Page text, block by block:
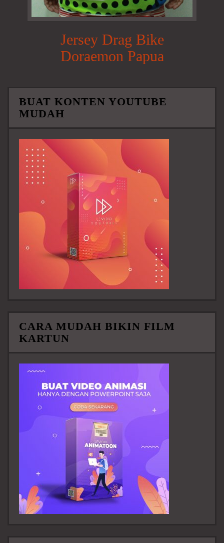
Jersey Drag Bike
Doraemon Papua
BUAT KONTEN YOUTUBE
MUDAH
CARA MUDAH BIKIN FILM
KARTUN